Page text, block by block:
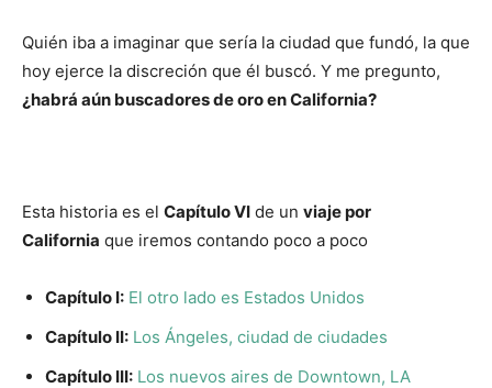
Quién iba a imaginar que sería la ciudad que fundó, la que
hoy ejerce la discreción que él buscó. Y me pregunto,
¿habrá aún buscadores de oro en California?
Esta historia es el Capítulo VI de un viaje por
California que iremos contando poco a poco
Capítulo I: El otro lado es Estados Unidos
Capítulo II: Los Ángeles, ciudad de ciudades
Capítulo III: Los nuevos aires de Downtown, LA